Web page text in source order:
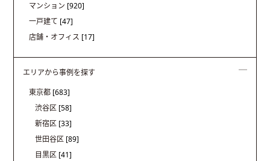
マンション [920]
一戸建て [47]
店舗・オフィス [17]
エリアから事例を探す
東京都 [683]
渋谷区 [58]
新宿区 [33]
世田谷区 [89]
目黒区 [41]